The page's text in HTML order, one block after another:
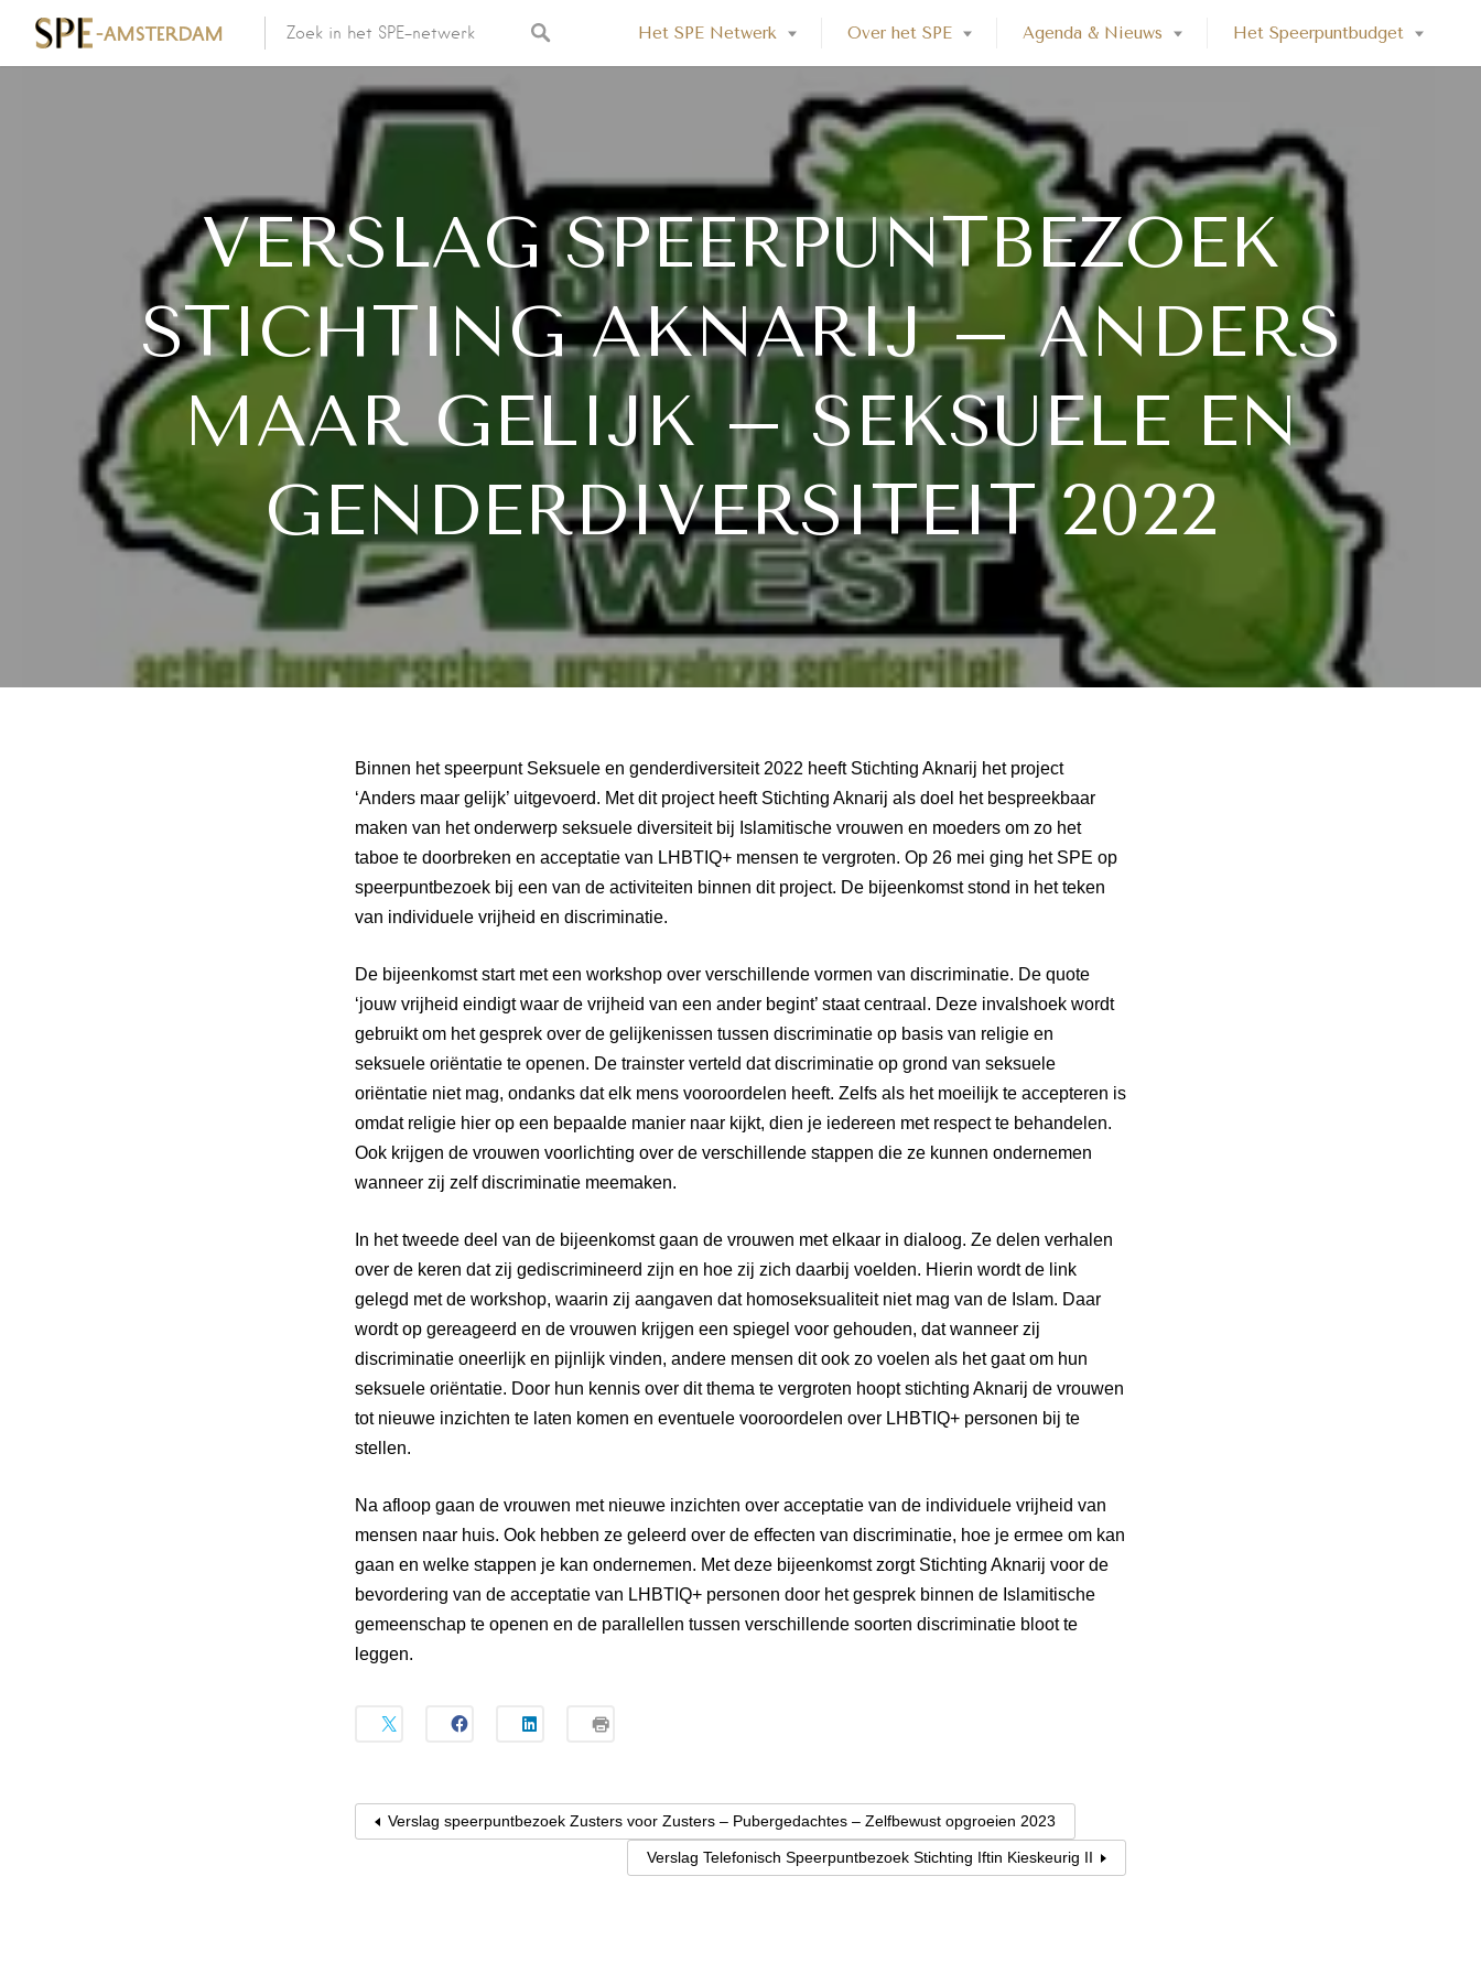
Het SPE Netwerk Over het SPE Agenda & Nieuws Het Speerpuntbudget
VERSLAG SPEERPUNTBEZOEK
STICHTING AKNARIJ – ANDERS
MAAR GELIJK – SEKSUELE EN
GENDERDIVERSITEIT 2022
Binnen het speerpunt Seksuele en genderdiversiteit 2022 heeft Stichting Aknarij het project
‘Anders maar gelijk’ uitgevoerd. Met dit project heeft Stichting Aknarij als doel het bespreekbaar
maken van het onderwerp seksuele diversiteit bij Islamitische vrouwen en moeders om zo het
taboe te doorbreken en acceptatie van LHBTIQ+ mensen te vergroten. Op 26 mei ging het SPE op
speerpuntbezoek bij een van de activiteiten binnen dit project. De bijeenkomst stond in het teken
van individuele vrijheid en discriminatie.
De bijeenkomst start met een workshop over verschillende vormen van discriminatie. De quote
‘jouw vrijheid eindigt waar de vrijheid van een ander begint’ staat centraal. Deze invalshoek wordt
gebruikt om het gesprek over de gelijkenissen tussen discriminatie op basis van religie en
seksuele oriëntatie te openen. De trainster verteld dat discriminatie op grond van seksuele
oriëntatie niet mag, ondanks dat elk mens vooroordelen heeft. Zelfs als het moeilijk te accepteren is
omdat religie hier op een bepaalde manier naar kijkt, dien je iedereen met respect te behandelen.
Ook krijgen de vrouwen voorlichting over de verschillende stappen die ze kunnen ondernemen
wanneer zij zelf discriminatie meemaken.
In het tweede deel van de bijeenkomst gaan de vrouwen met elkaar in dialoog. Ze delen verhalen
over de keren dat zij gediscrimineerd zijn en hoe zij zich daarbij voelden. Hierin wordt de link
gelegd met de workshop, waarin zij aangaven dat homoseksualiteit niet mag van de Islam. Daar
wordt op gereageerd en de vrouwen krijgen een spiegel voor gehouden, dat wanneer zij
discriminatie oneerlijk en pijnlijk vinden, andere mensen dit ook zo voelen als het gaat om hun
seksuele oriëntatie. Door hun kennis over dit thema te vergroten hoopt stichting Aknarij de vrouwen
tot nieuwe inzichten te laten komen en eventuele vooroordelen over LHBTIQ+ personen bij te
stellen.
Na afloop gaan de vrouwen met nieuwe inzichten over acceptatie van de individuele vrijheid van
mensen naar huis. Ook hebben ze geleerd over de effecten van discriminatie, hoe je ermee om kan
gaan en welke stappen je kan ondernemen. Met deze bijeenkomst zorgt Stichting Aknarij voor de
bevordering van de acceptatie van LHBTIQ+ personen door het gesprek binnen de Islamitische
gemeenschap te openen en de parallellen tussen verschillende soorten discriminatie bloot te
leggen.
Verslag speerpuntbezoek Zusters voor Zusters – Pubergedachtes – Zelfbewust opgroeien 2023
Verslag Telefonisch Speerpuntbezoek Stichting Iftin Kieskeurig II